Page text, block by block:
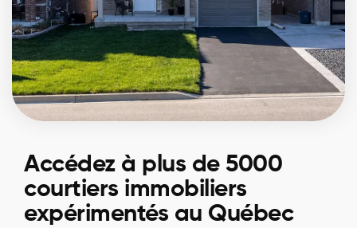
Accédez à plus de 5000
courtiers immobiliers
expérimentés au Québec